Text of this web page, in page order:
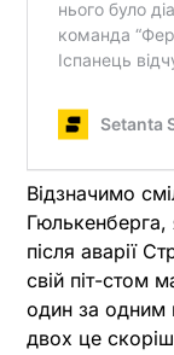
Відзначимо
Гюлькенберга,
після аварії
свій піт-стом
один за одним
двох це